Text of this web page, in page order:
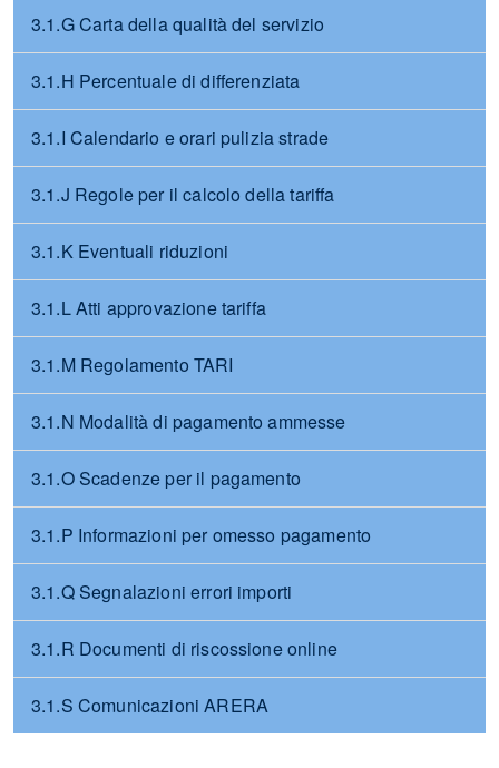
3.1.G Carta della qualità del servizio
3.1.H Percentuale di differenziata
3.1.I Calendario e orari pulizia strade
3.1.J Regole per il calcolo della tariffa
3.1.K Eventuali riduzioni
3.1.L Atti approvazione tariffa
3.1.M Regolamento TARI
3.1.N Modalità di pagamento ammesse
3.1.O Scadenze per il pagamento
3.1.P Informazioni per omesso pagamento
3.1.Q Segnalazioni errori importi
3.1.R Documenti di riscossione online
3.1.S Comunicazioni ARERA